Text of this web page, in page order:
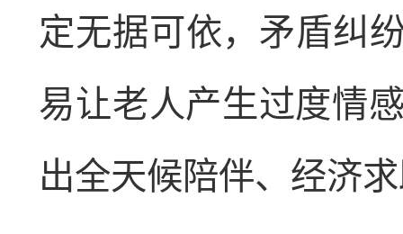
定无据可依，矛盾纠
易让老人产生过度情
出全天候陪伴、经济